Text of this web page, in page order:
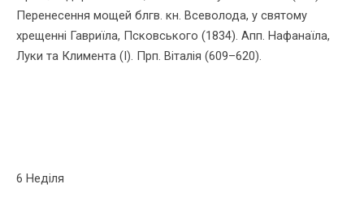
Перенесення мощей блгв. кн. Всеволода, у святому
хрещеннi Гавриїла, Псковського (1834). Апп. Нафанаїла,
Луки та Климента (І). Прп. Вiталiя (609–620).
6 Неділя